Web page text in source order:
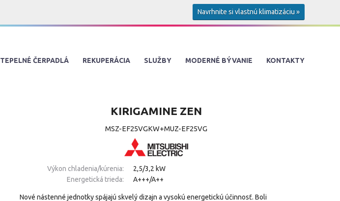
Navrhnite si vlastnú klimatizáciu »
TEPELNÉ ČERPADLÁ REKUPERÁCIA SLUŽBY MODERNÉ BÝVANIE KONTAKTY
KIRIGAMINE ZEN
MSZ-EF25VGKW+MUZ-EF25VG
Výkon chladenia/kúrenia:
2,5/3,2 kW
Energetická trieda:
A+++/A++
Nové nástenné jednotky spájajú skvelý dizajn a vysokú energetickú účinnosť. Boli